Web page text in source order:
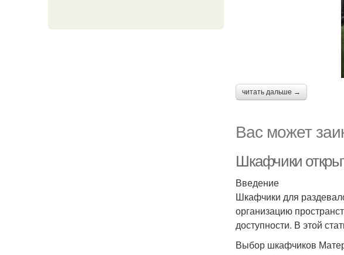
читать дальше →
Вас может
Шкафчики
Введение
Шкафчики для
организацию
доступности. В этой
Выбор шкафчиков